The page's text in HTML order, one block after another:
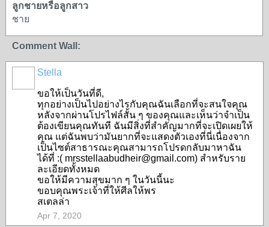
ลูกชายหรือลูกสาว
ชาย
Comment Wall:
Stella
ขอให้เป็นวันที่ดี,
ทุกอย่างเป็นไปอย่างไรกับคุณฉันเลือกที่จะสนใจคุณ
หลังจากผ่านโปรไฟล์สั้น ๆ ของคุณและเห็นว่าจำเป็น
ต้องเขียนคุณทันที ฉันมีสิ่งที่สำคัญมากที่จะเปิดเผยให้
คุณ แต่ฉันพบว่ามันยากที่จะแสดงตัวเองที่นี่เนื่องจาก
เป็นไซต์สาธารณะคุณสามารถโปรดกลับมาหาฉัน
ได้ที่ :( mrsstellaabudheir@gmail.com) สำหรับราย
ละเอียดทั้งหมด
ขอให้มีความสุขมาก ๆ ในวันนี้นะ
ขอบคุณพระเจ้าที่ให้ศีลให้พร
สเตลล่า
Apr 7, 2020